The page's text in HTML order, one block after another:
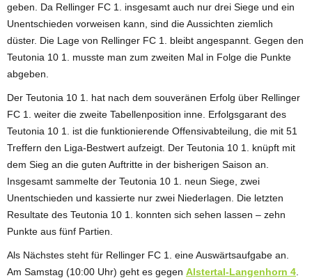
geben. Da Rellinger FC 1. insgesamt auch nur drei Siege und ein
Unentschieden vorweisen kann, sind die Aussichten ziemlich
düster. Die Lage von Rellinger FC 1. bleibt angespannt. Gegen den
Teutonia 10 1. musste man zum zweiten Mal in Folge die Punkte
abgeben.
Der Teutonia 10 1. hat nach dem souveränen Erfolg über Rellinger
FC 1. weiter die zweite Tabellenposition inne. Erfolgsgarant des
Teutonia 10 1. ist die funktionierende Offensivabteilung, die mit 51
Treffern den Liga-Bestwert aufzeigt. Der Teutonia 10 1. knüpft mit
dem Sieg an die guten Auftritte in der bisherigen Saison an.
Insgesamt sammelte der Teutonia 10 1. neun Siege, zwei
Unentschieden und kassierte nur zwei Niederlagen. Die letzten
Resultate des Teutonia 10 1. konnten sich sehen lassen – zehn
Punkte aus fünf Partien.
Als Nächstes steht für Rellinger FC 1. eine Auswärtsaufgabe an.
Am Samstag (10:00 Uhr) geht es gegen Alstertal-Langenhorn 4